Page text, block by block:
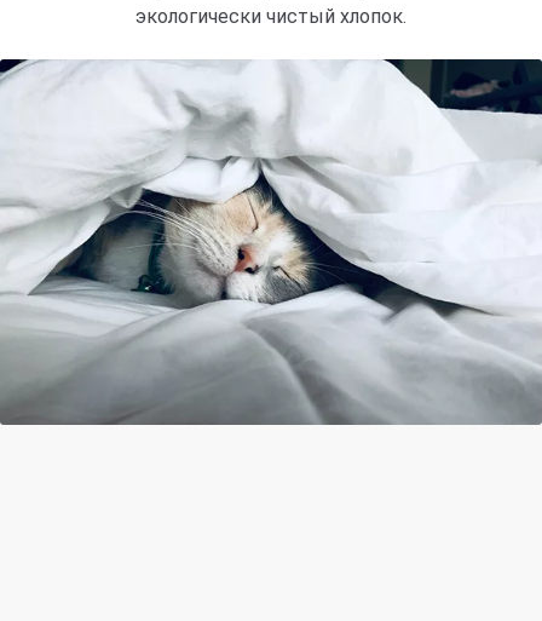
экологически чистый хлопок.